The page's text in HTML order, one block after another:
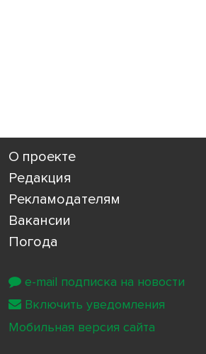
О проекте
Редакция
Рекламодателям
Вакансии
Погода
e-mail подписка на новости
Включить уведомления
Мобильная версия сайта